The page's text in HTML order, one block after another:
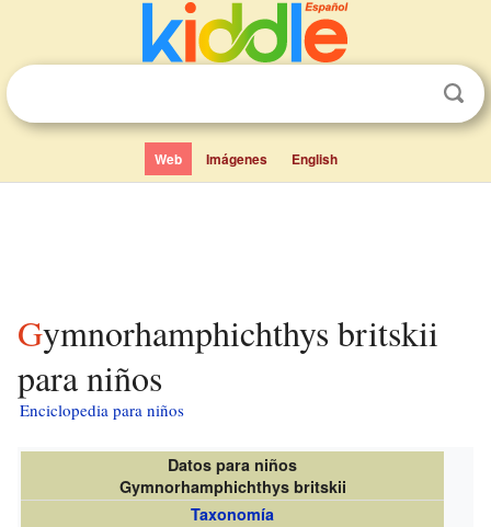
Web Imágenes English
Gymnorhamphichthys britskii
para niños
Enciclopedia para niños
Datos para niños
Gymnorhamphichthys britskii
Taxonomía